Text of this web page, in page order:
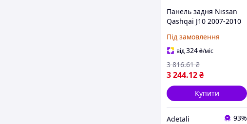
Панель задня Nissan
Qashqai J10 2007-2010
Під замовлення
від324₴/міс
3 244.12₴
3 816.61 ₴
Купити
Adetali 93%